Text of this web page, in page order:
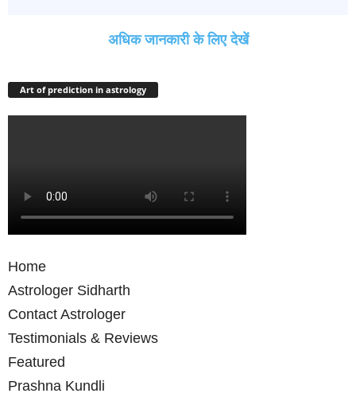
अधिक जानकारी के लिए देखें
Art of prediction in astrology
Home
Astrologer Sidharth
Contact Astrologer
Testimonials & Reviews
Featured
Prashna Kundli